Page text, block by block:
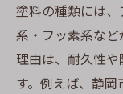
塗料の種類には
系・フッ素系など
理由は、耐久性
す。例えば、静